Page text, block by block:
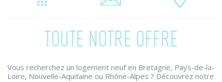
TOUTE NOTRE OFFRE
Vous recherchez un logement neuf en Bretagne, Pays-de-la-
Loire, Nouvelle-Aquitaine ou Rhône-Alpes ? Découvrez notre